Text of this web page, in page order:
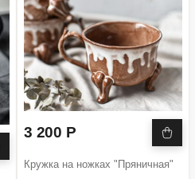
3 200 Р
Кружка на ножках "Пряничная"